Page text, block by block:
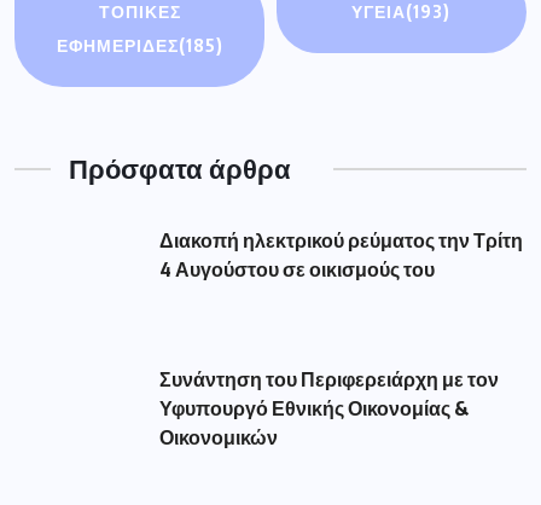
ΤΟΠΙΚΕΣ
ΕΦΗΜΕΡΙΔΕΣ(185)
ΥΓΕΙΑ(193)
Πρόσφατα άρθρα
Διακοπή ηλεκτρικού ρεύματος την Τρίτη
4 Αυγούστου σε οικισμούς του
Συνάντηση του Περιφερειάρχη με τον
Υφυπουργό Εθνικής Οικονομίας &
Οικονομικών